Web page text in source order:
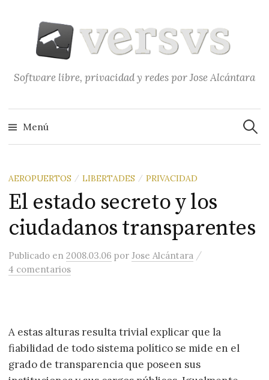
contenido
Software libre, privacidad y redes por Jose Alcántara
Menú
AEROPUERTOS / LIBERTADES / PRIVACIDAD
El estado secreto y los
ciudadanos transparentes
Publicado en2008.03.06 porJose Alcántara /
4 comentarios
A estas alturas resulta trivial explicar que la
fiabilidad de todo sistema político se mide en el
grado de transparencia que poseen sus